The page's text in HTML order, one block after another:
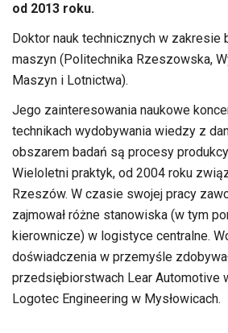
od 2013 roku.
Doktor nauk technicznych w zakresie
maszyn (Politechnika Rzeszowska,
Maszyn i Lotnictwa).
Jego zainteresowania naukowe
technikach wydobywania wiedzy z
obszarem badań są procesy
Wieloletni praktyk, od 2004 roku
Rzeszów. W czasie swojej pracy
zajmował różne stanowiska (w tym
kierownicze) w logistyce centralne.
doświadczenia w przemyśle
przedsiębiorstwach Lear Automotive
Logotec Engineering w Mysłowicach.